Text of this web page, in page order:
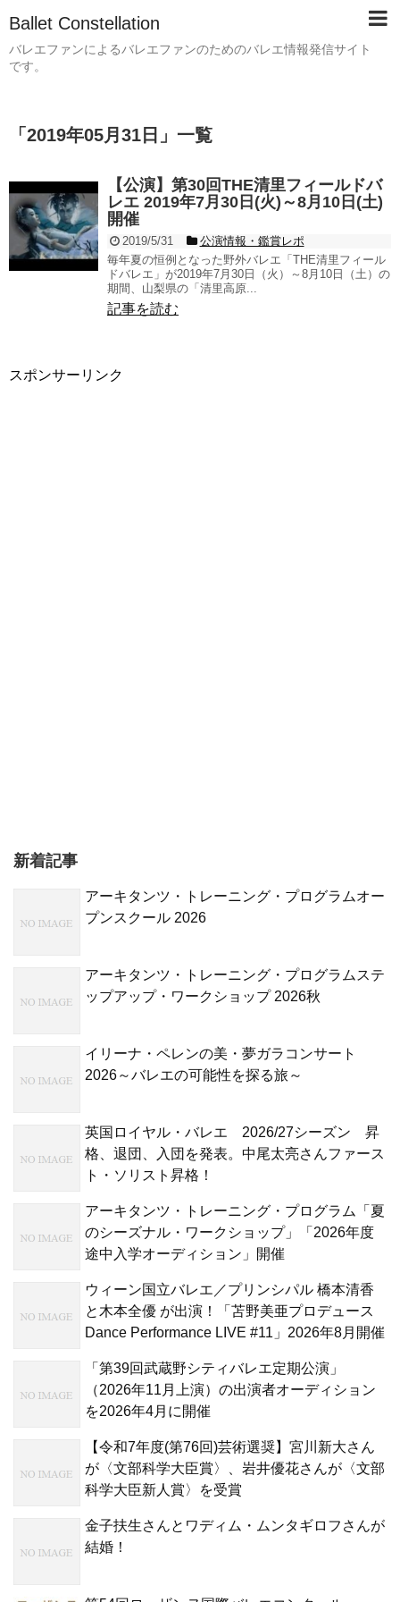
Ballet Constellation
バレエファンによるバレエファンのためのバレエ情報発信サイト
です。
「 2019年05月31日 」 一覧
【公演】第30回THE清里フィールドバ
レエ 2019年7月30日(火)～8月10日(土)
開催
2019/5/31
公演情報・鑑賞レポ
毎年夏の恒例となった野外バレエ「THE清里フィール
ドバレエ」が2019年7月30日（火）～8月10日（土）の
期間、山梨県の「清里高原...
記事を読む
スポンサーリンク
新着記事
アーキタンツ・トレーニング・プログラムオー
プンスクール 2026
アーキタンツ・トレーニング・プログラムステ
ップアップ・ワークショップ 2026秋
イリーナ・ペレンの美・夢ガラコンサート
2026～バレエの可能性を探る旅～
英国ロイヤル・バレエ 2026/27シーズン 昇
格、退団、入団を発表。中尾太亮さんファース
ト・ソリスト昇格！
アーキタンツ・トレーニング・プログラム「夏
のシーズナル・ワークショップ」「2026年度
途中入学オーディション」開催
ウィーン国立バレエ／プリンシパル 橋本清香
と木本全優 が出演！「苫野美亜プロデュース
Dance Performance LIVE #11」2026年8月開催
「第39回武蔵野シティバレエ定期公演」
（2026年11月上演）の出演者オーディション
を2026年4月に開催
【令和7年度(第76回)芸術選奨】宮川新大さん
が〈文部科学大臣賞〉、岩井優花さんが〈文部
科学大臣新人賞〉を受賞
金子扶生さんとワディム・ムンタギロフさんが
結婚！